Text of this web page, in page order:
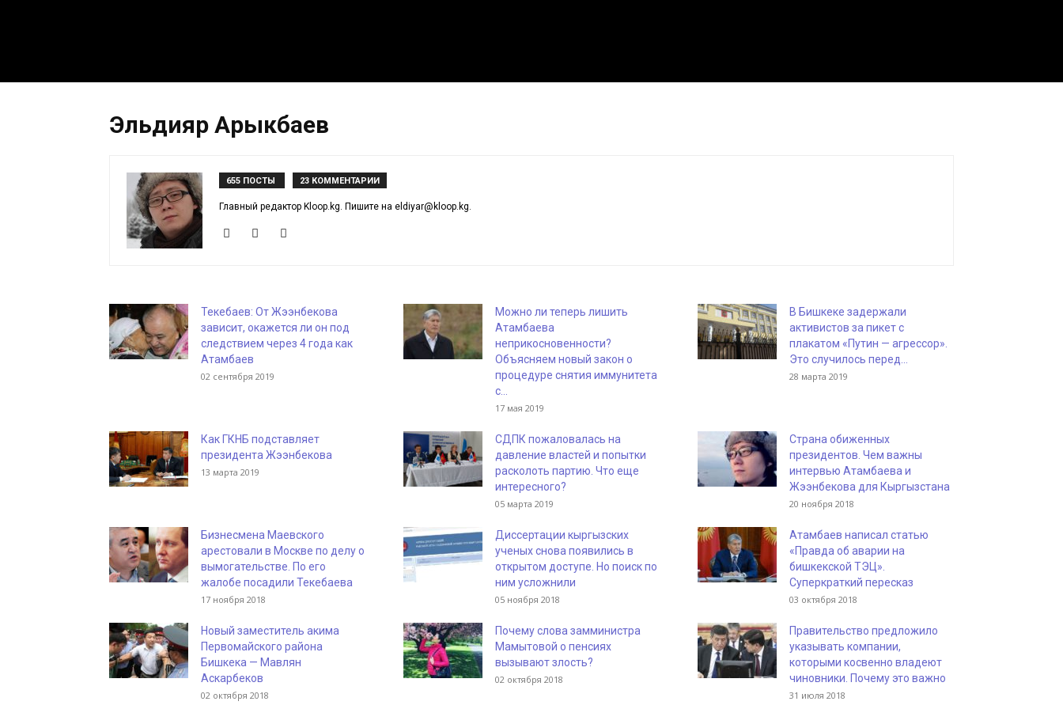
Эльдияр Арыкбаев
655 ПОСТЫ 23 КОММЕНТАРИИ
Главный редактор Kloop.kg. Пишите на eldiyar@kloop.kg.
Текебаев: От Жээнбекова
зависит, окажется ли он под
следствием через 4 года как
Атамбаев
02 сентября 2019
Можно ли теперь лишить
Атамбаева
неприкосновенности?
Объясняем новый закон о
процедуре снятия иммунитета
с...
17 мая 2019
В Бишкеке задержали
активистов за пикет с
плакатом «Путин — агрессор».
Это случилось перед...
28 марта 2019
Как ГКНБ подставляет
президента Жээнбекова
13 марта 2019
СДПК пожаловалась на
давление властей и попытки
расколоть партию. Что еще
интересного?
05 марта 2019
Страна обиженных
президентов. Чем важны
интервью Атамбаева и
Жээнбекова для Кыргызстана
20 ноября 2018
Бизнесмена Маевского
арестовали в Москве по делу о
вымогательстве. По его
жалобе посадили Текебаева
17 ноября 2018
Диссертации кыргызских
ученых снова появились в
открытом доступе. Но поиск по
ним усложнили
05 ноября 2018
Атамбаев написал статью
«Правда об аварии на
бишкекской ТЭЦ».
Суперкраткий пересказ
03 октября 2018
Новый заместитель акима
Первомайского района
Бишкека — Мавлян
Аскарбеков
02 октября 2018
Почему слова замминистра
Мамытовой о пенсиях
вызывают злость?
02 октября 2018
Правительство предложило
указывать компании,
которыми косвенно владеют
чиновники. Почему это важно
31 июля 2018